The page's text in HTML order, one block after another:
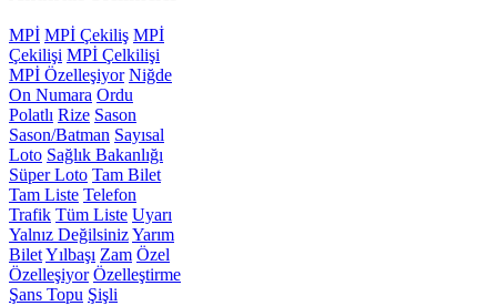
MPİ MPİ Çekiliş MPİ
Çekilişi MPİ Çelkilişi
MPİ Özelleşiyor Niğde
On Numara Ordu
Polatlı Rize Sason
Sason/Batman Sayısal
Loto Sağlık Bakanlığı
Süper Loto Tam Bilet
Tam Liste Telefon
Trafik Tüm Liste Uyarı
Yalnız DeğilsinizYarım
BiletYılbaşı Zam Özel
Özelleşiyor Özelleştirme
Şans Topu Şişli